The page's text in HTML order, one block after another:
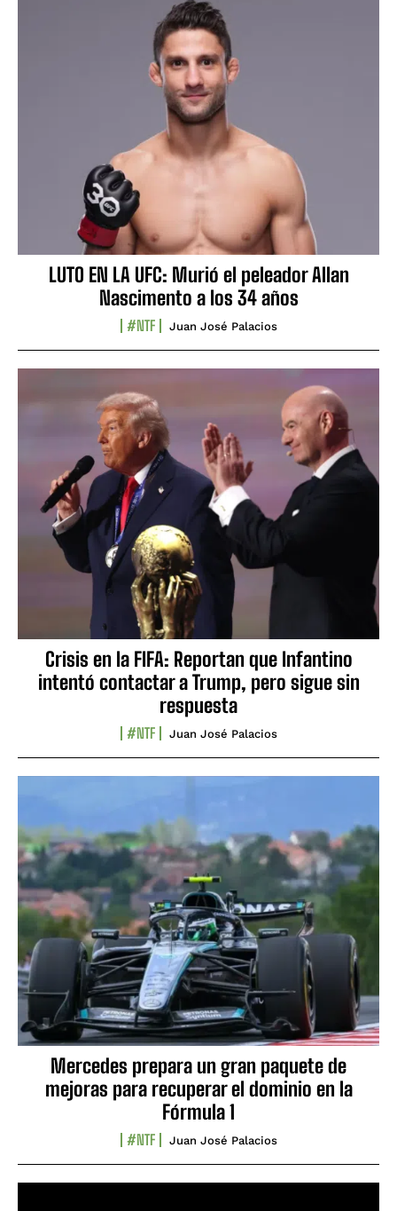
LUTO EN LA UFC: Murió el peleador Allan
Nascimento a los 34 años
#NTF Juan José Palacios
Crisis en la FIFA: Reportan que Infantino
intentó contactar a Trump, pero sigue sin
respuesta
#NTF Juan José Palacios
Mercedes prepara un gran paquete de
mejoras para recuperar el dominio en la
Fórmula 1
#NTF Juan José Palacios